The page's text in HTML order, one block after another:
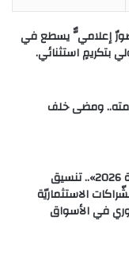
إعلاميٌّ يسطع في
استثنائي.
ومضى خلف
استعداداً لـ«سيريكس جدّة 2026».. تنسيق
الاستثماريّة
في الأسواق